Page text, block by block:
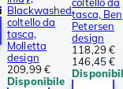
Blackwashed
coltello da
tasca,
Molletta
design
209,99 €
Disponibile
tasca, Ben
Petersen
design
118,29 €
146,45 €